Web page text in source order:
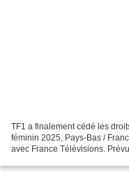
TF1 a finalement cédé les
féminin 2025, Pays-Bas /
avec France Télévisions.